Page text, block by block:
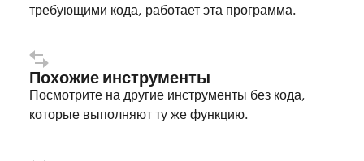
требующими кода, работает эта программа.
Похожие инструменты
Посмотрите на другие инструменты без кода,
которые выполняют ту же функцию.